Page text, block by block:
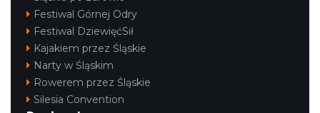
Festiwal Górnej Odry
Festiwal DziewięćSił
Kajakiem przez Śląskie
Narty w Śląskim
Rowerem przez Śląskie
Silesia Convention